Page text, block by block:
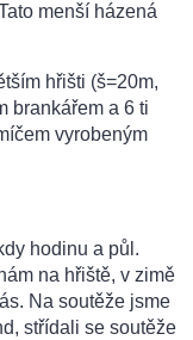
menší házená
hřišti (š=20m,
brankářem a 6 ti
vyrobeným
hodinu a půl.
na hřiště, v zimě
Na soutěže jsme
střídali se soutěže